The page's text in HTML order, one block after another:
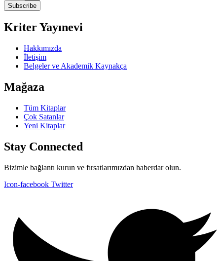
Subscribe
Kriter Yayınevi
Hakkımızda
İletişim
Belgeler ve Akademik Kaynakça
Mağaza
Tüm Kitaplar
Çok Satanlar
Yeni Kitaplar
Stay Connected
Bizimle bağlantı kurun ve fırsatlarımızdan haberdar olun.
Icon-facebook Twitter